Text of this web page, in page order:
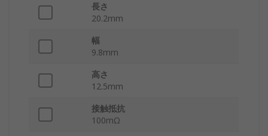
長さ
20.2mm
幅
9.8mm
高さ
12.5mm
接触抵抗
100mΩ